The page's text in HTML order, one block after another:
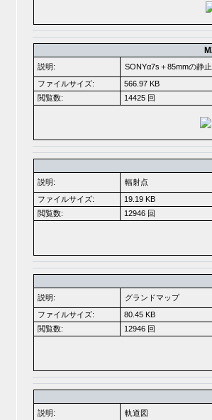
説明:
SONYα7s＋85mmの静
ファイルサイズ:
566.97 KB
閲覧数:
14425 回
説明:
輻射点
ファイルサイズ:
19.19 KB
閲覧数:
12946 回
説明:
グランドマップ
ファイルサイズ:
80.45 KB
閲覧数:
12946 回
説明:
軌道図